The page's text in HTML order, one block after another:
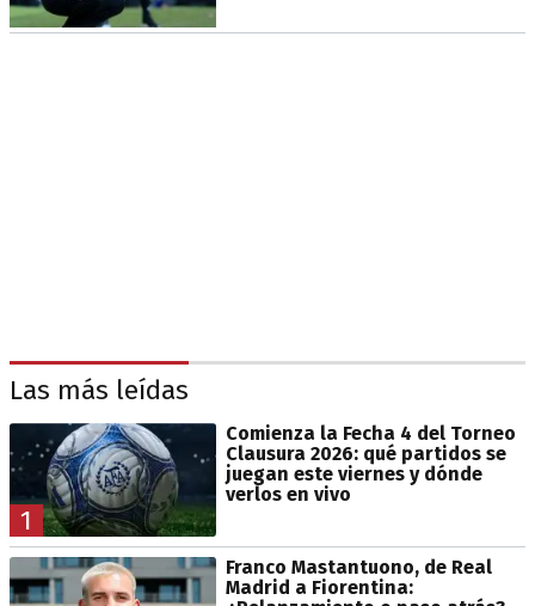
Las más leídas
1
Comienza la Fecha 4 del Torneo
Clausura 2026: qué partidos se
juegan este viernes y dónde
verlos en vivo
Franco Mastantuono, de Real
Madrid a Fiorentina: